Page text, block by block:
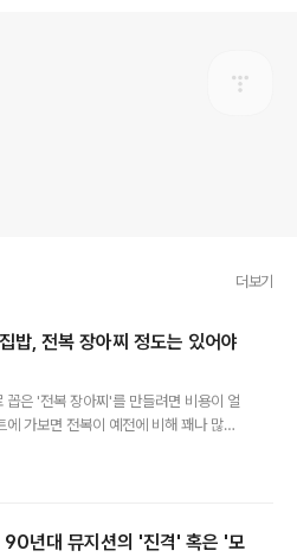
더보기
밥, 전복 장아찌 정도는 있어야
꼽은 '전복 장아찌'를 만들려면 비용이 얼
가보면 전복이 예전에 비해 꽤나 많이
, 다섯개까지 들어 있다. 이른바 라면에
복을 사다가 사다가 집에서 제일 많이 해
년대 뮤지션의 '진격' 혹은 '모